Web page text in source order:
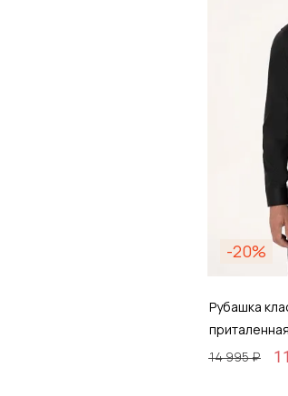
-20%
Рубашка
приталенная
14 995 ₽